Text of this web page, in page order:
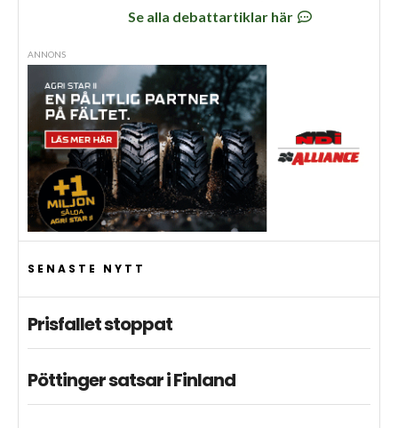
Se alla debattartiklar här
ANNONS
SENASTE NYTT
Prisfallet stoppat
Pöttinger satsar i Finland